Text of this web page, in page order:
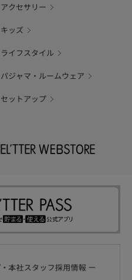
アクセサリー
キッズ
ライフスタイル
パジャマ・ルームウェア
セットアップ